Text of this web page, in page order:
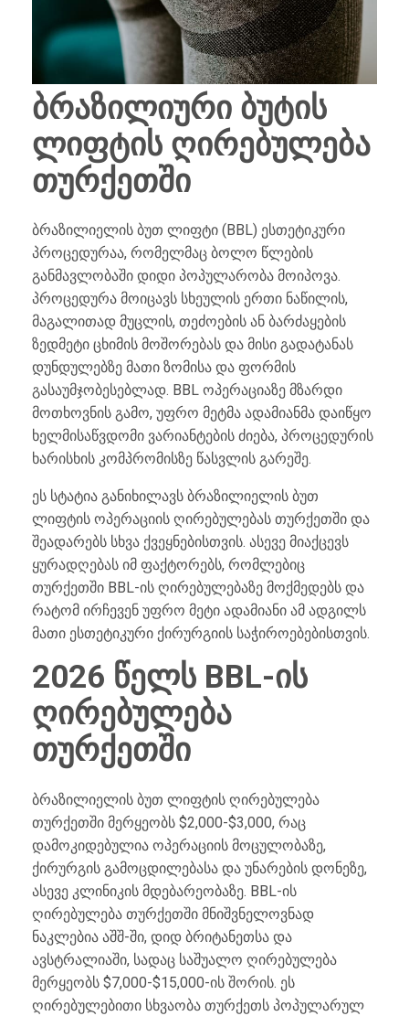
ბრაზილიური ბუტის
ლიფტის ღირებულება
თურქეთში
ბრაზილიელის ბუთ ლიფტი (BBL) ესთეტიკური
პროცედურაა, რომელმაც ბოლო წლების
განმავლობაში დიდი პოპულარობა მოიპოვა.
პროცედურა მოიცავს სხეულის ერთი ნაწილის,
მაგალითად მუცლის, თეძოების ან ბარძაყების
ზედმეტი ცხიმის მოშორებას და მისი გადატანას
დუნდულებზე მათი ზომისა და ფორმის
გასაუმჯობესებლად. BBL ოპერაციაზე მზარდი
მოთხოვნის გამო, უფრო მეტმა ადამიანმა დაიწყო
ხელმისაწვდომი ვარიანტების ძიება, პროცედურის
ხარისხის კომპრომისზე წასვლის გარეშე.
ეს სტატია განიხილავს ბრაზილიელის ბუთ
ლიფტის ოპერაციის ღირებულებას თურქეთში და
შეადარებს სხვა ქვეყნებისთვის. ასევე მიაქცევს
ყურადღებას იმ ფაქტორებს, რომლებიც
თურქეთში BBL-ის ღირებულებაზე მოქმედებს და
რატომ ირჩევენ უფრო მეტი ადამიანი ამ ადგილს
მათი ესთეტიკური ქირურგიის საჭიროებებისთვის.
2026 წელს BBL-ის
ღირებულება
თურქეთში
ბრაზილიელის ბუთ ლიფტის ღირებულება
თურქეთში მერყეობს $2,000-$3,000, რაც
დამოკიდებულია ოპერაციის მოცულობაზე,
ქირურგის გამოცდილებასა და უნარების დონეზე,
ასევე კლინიკის მდებარეობაზე. BBL-ის
ღირებულება თურქეთში მნიშვნელოვნად
ნაკლებია აშშ-ში, დიდ ბრიტანეთსა და
ავსტრალიაში, სადაც საშუალო ღირებულება
მერყეობს $7,000-$15,000-ის შორის. ეს
ღირებულებითი სხვაობა თურქეთს პოპულარულ